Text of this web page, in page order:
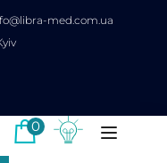
med.com.ua
0